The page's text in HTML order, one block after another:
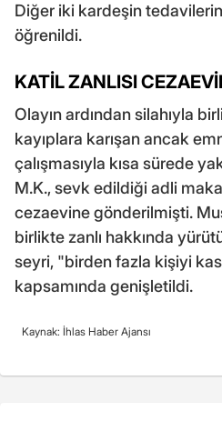
Diğer iki kardeşin
öğrenildi.
KATİL ZANLISI
Olayın ardından silahıyla
kayıplara karışan ancak
çalışmasıyla kısa sürede
M.K., sevk edildiği adli
cezaevine gönderilmişti.
birlikte zanlı hakkında
seyri, "birden fazla kişiyi
kapsamında genişletildi.
Kaynak: İhlas Haber Ajansı